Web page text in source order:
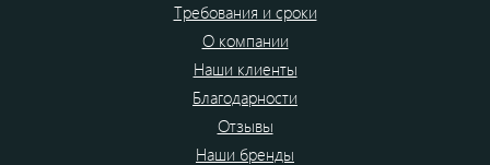
Требования и сроки
О компании
Наши клиенты
Благодарности
Отзывы
Наши бренды